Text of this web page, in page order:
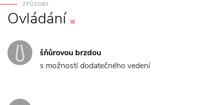
ZPŮSOBY
Ovládání
šňůrovou brzdou
s možností dodatečného vedení